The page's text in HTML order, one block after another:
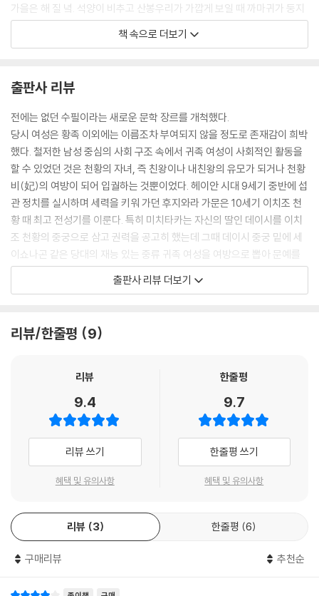
가을은 해 질 녘. 석양이 비추고 산봉우리가 가깝게 보일 때 까마귀가 둥지
를 향해 세 마리나 네 마리, 아니면 두 마리씩 떼 지어 날아가는 모습에 가
슴이 뭉클해진다. 기러기가 줄지어 저 멀리로 날아가는 광경은 한층 더 정
아주 추운 날 급하게 피운 숯을 들고 지나가는 모습은 그 나름대로 겨울에
어울리는 풍경이다. 이때 숯을 뜨겁게 피우지 않으면 화로 속이 금방 흰 재
로 변해 버려 좋지 않다.
--- 본문 중에서
책 속으로 더보기
출판사 리뷰
전에는 없던 수필이라는 새로운 문학 장르를 개척했다.
당시 여성은 황족 이외에는 이름조차 부여되지 않을 정도로 존재감이 희박
했다. 철저한 남성 중심의 사회 구조 속에서 귀족 여성이 사회적인 활동을
할 수 있었던 것은 천황의 자녀, 즉 친왕이나 내친왕의 유모가 되거나 천황
비(妃)의 여방이 되어 입궐하는 것뿐이었다. 헤이안 시대 9세기 중반에 섭
관 정치를 실시하며 세력을 키워 가던 후지와라 가문은 10세기 이치조 천
황 때 최고 전성기를 이룬다. 특히 미치타카는 자신의 딸인 데이시를 이치
조 천황의 중궁으로 삼고 권력을 공고히 했는데 그때 데이시 중궁 밑에 세
이쇼나곤 같은 당대의 재능 있는 중류 귀족 여성을 여방으로 뽑아 문예를
이끌도록 했다.
세이쇼나곤은 어릴 때부터 와카와 한시문을 익혀 문학적인 소양은 이미 갖
로 불러 준 주군인 미치타카와 데이시 중궁을 위해서 세이쇼나곤은 무엇을
시 중궁과 중궁을 둘러싼 사람들의 아름답고 흐뭇한 장면을 그려서 후대에
인상적이고 흥미로운 장면을 골라 어떤 전통이나 규칙에도 구애받지 않고
자유롭고 솔직하게 쓰고자 했다.
자유로운 영혼의 소유자였던 세이쇼나곤에게는 주특기가 있었다. 전통적
인 와카나 일기 속에 나오는 정형화된 소재에서 벗어나기 위한 방법으로
우아하고 세련된 귀족 문학에서는 거의 거론되지 않았던 실생활의 소소한
세계에 대해서 활발하게 움직이는 강한 호기심, 그것이 ≪베갯머리 서책
≫을 쓰는 데 큰 원동력으로 작용했다.
매일같이 세이쇼나곤의 눈에 비치고 귀에 들어오는 다양한 모습들. 그중에
서 가장 아름답고 흥미로운 풍경과 현상, 그리고 아 맞아 하고 무릎을 칠 만
출판사 리뷰 더보기
리뷰/한줄평 9
리뷰
9.4
리뷰 쓰기
혜택 및 유의사항
한줄평
9.7
한줄평 쓰기
혜택 및 유의사항
리뷰 3 한줄평 6
구매리뷰 추천순